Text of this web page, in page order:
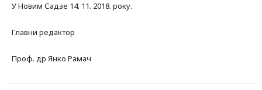
У Новим Садзе 14. 11. 2018. року.
Главни редактор
Проф. др Янко Рамач